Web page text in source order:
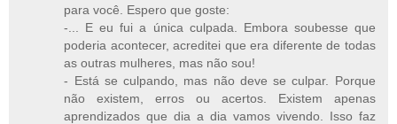
para você. Espero que goste:
-... E eu fui a única culpada. Embora soubesse que
poderia acontecer, acreditei que era diferente de todas
as outras mulheres, mas não sou!
- Está se culpando, mas não deve se culpar. Porque
não existem, erros ou acertos. Existem apenas
aprendizados que dia a dia vamos vivendo. Isso faz